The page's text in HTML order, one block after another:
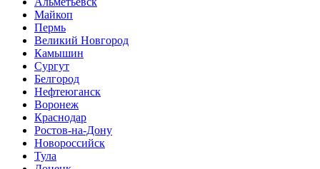
Майкоп
Пермь
Великий Новгород
Камышин
Сургут
Белгород
Нефтеюганск
Воронеж
Краснодар
Ростов-на-Дону
Новороссийск
Тула